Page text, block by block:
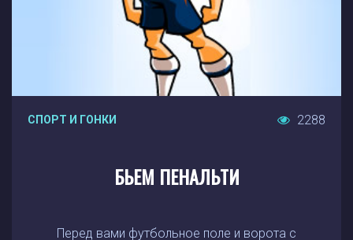
СПОРТ И ГОНКИ 2288
БЬЕМ ПЕНАЛЬТИ
Перед вами футбольное поле и ворота с